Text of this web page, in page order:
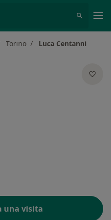
Torino Luca Centanni
una visita